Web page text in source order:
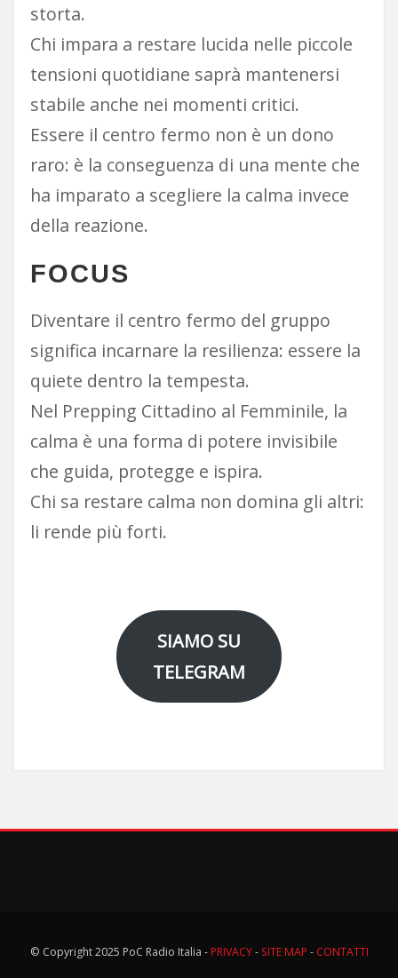
storta.
Chi impara a restare lucida nelle piccole
tensioni quotidiane saprà mantenersi
stabile anche nei momenti critici.
Essere il centro fermo non è un dono
raro: è la conseguenza di una mente che
ha imparato a scegliere la calma invece
della reazione.
FOCUS
Diventare il centro fermo del gruppo
significa incarnare la resilienza: essere la
quiete dentro la tempesta.
Nel Prepping Cittadino al Femminile, la
calma è una forma di potere invisibile
che guida, protegge e ispira.
Chi sa restare calma non domina gli altri:
li rende più forti.
SIAMO SU
TELEGRAM
© Copyright 2025 PoC Radio Italia -PRIVACY- SITE MAP - CONTATTI